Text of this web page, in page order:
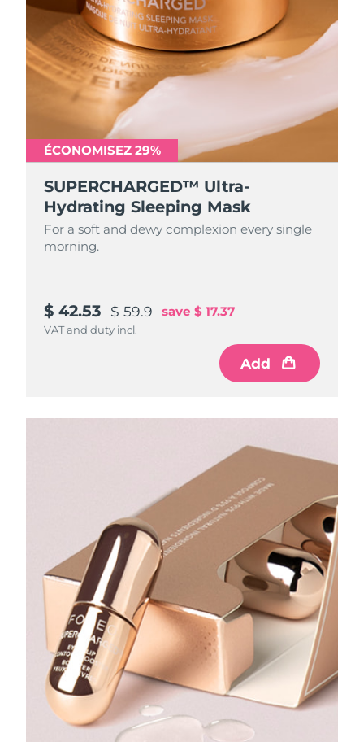
ÉCONOMISEZ 29%
SUPERCHARGED™ Ultra-
Hydrating Sleeping Mask
For a soft and dewy complexion every single
morning.
$ 42.53 $ 59.9 save $ 17.37
VAT and duty incl.
Add